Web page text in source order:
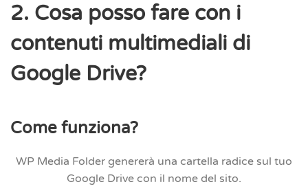
2. Cosa posso fare con i
contenuti multimediali di
Google Drive?
Come funziona?
WP Media Folder genererà una cartella radice sul tuo
Google Drive con il nome del sito.